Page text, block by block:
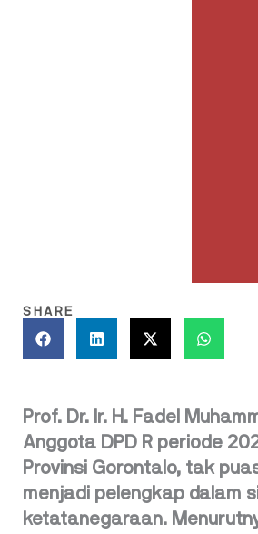
SHARE
Prof. Dr. Ir. H. Fadel
Anggota DPD R periode
Provinsi Gorontalo, tak
menjadi pelengkap dalam
ketatanegaraan.